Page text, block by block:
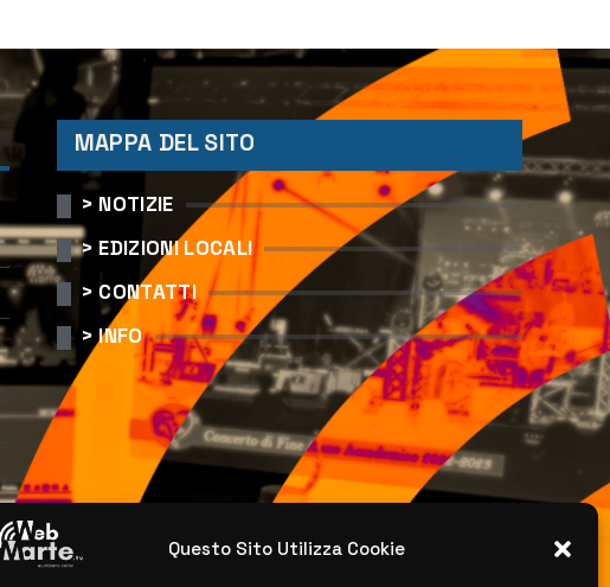
Questo Sito Utilizza Cookie
MAPPA DEL SITO
> NOTIZIE
> EDIZIONI LOCALI
> CONTATTI
> INFO